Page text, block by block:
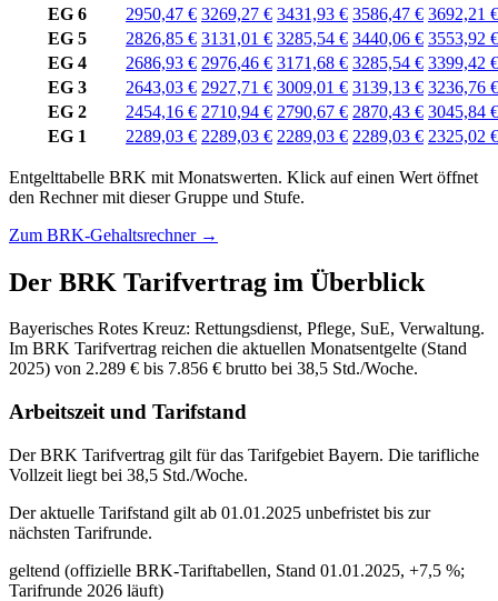
EG 6
2950,47 € 3269,27 € 3431,93 € 3586,47 € 3692,21 €
EG 5
2826,85 € 3131,01 € 3285,54 € 3440,06 € 3553,92 €
EG 4
2686,93 € 2976,46 € 3171,68 € 3285,54 € 3399,42 €
EG 3
2643,03 € 2927,71 € 3009,01 € 3139,13 € 3236,76 €
EG 2
2454,16 € 2710,94 € 2790,67 € 2870,43 € 3045,84 €
EG 1
2289,03 € 2289,03 € 2289,03 € 2289,03 € 2325,02 €
Entgelttabelle BRK mit Monatswerten. Klick auf einen Wert öffnet
den Rechner mit dieser Gruppe und Stufe.
Zum BRK-Gehaltsrechner→
Der BRK Tarifvertrag im Überblick
Bayerisches Rotes Kreuz: Rettungsdienst, Pflege, SuE, Verwaltung.
Im BRK Tarifvertrag reichen die aktuellen Monatsentgelte (Stand
2025) von 2.289 € bis 7.856 € brutto bei 38,5 Std./Woche.
Arbeitszeit und Tarifstand
Der BRK Tarifvertrag gilt für das Tarifgebiet Bayern. Die tarifliche
Vollzeit liegt bei 38,5 Std./Woche.
Der aktuelle Tarifstand gilt ab 01.01.2025 unbefristet bis zur
nächsten Tarifrunde.
geltend (offizielle BRK-Tariftabellen, Stand 01.01.2025, +7,5 %;
Tarifrunde 2026 läuft)